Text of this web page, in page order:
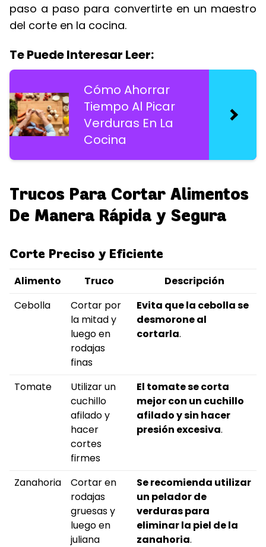
paso a paso para convertirte en un maestro
del corte en la cocina.
Te Puede Interesar Leer:
Cómo Ahorrar
Tiempo Al Picar
Verduras En La
Cocina
Trucos Para Cortar Alimentos
De Manera Rápida y Segura
Corte Preciso y Eficiente
Alimento Truco
Descripción
Cebolla
Cortar por
la mitad y
luego en
rodajas
finas
Evita que la cebolla se
desmorone al
cortarla.
Tomate
Utilizar un
cuchillo
afilado y
hacer
cortes
firmes
El tomate se corta
mejor con un cuchillo
afilado y sin hacer
presión excesiva.
Zanahoria
Cortar en
rodajas
gruesas y
luego en
juliana
Se recomienda utilizar
un pelador de
verduras para
eliminar la piel de la
zanahoria.